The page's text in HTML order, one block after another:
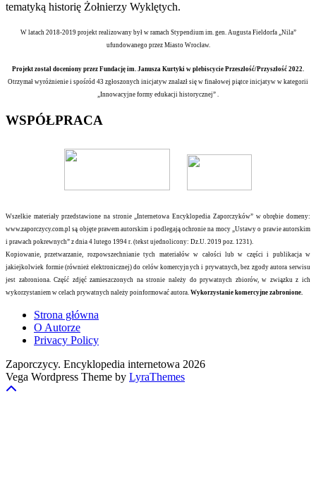
tematyką historię Żołnierzy Wyklętych.
W latach 2018-2019 projekt realizowany był w ramach Stypendium im. gen. Augusta Fieldorfa „Nila”
ufundowanego przez Miasto Wrocław.
Projekt został doceniony przez Fundację im. Janusza Kurtyki w plebiscycie Przeszłość/Przyszłość 2022.
Otrzymał wyróżnienie i spośród 43 zgłoszonych inicjatyw znalazł się w finałowej piątce inicjatyw w kategorii
„Innowacyjne formy edukacji historycznej” .
WSPÓŁPRACA
Wszelkie materiały przedstawione na stronie „Internetowa Encyklopedia Zaporczyków” w obrębie domeny:
www.zaporczycy.com.pl są objęte prawem autorskim i podlegają ochronie na mocy „Ustawy o prawie autorskim
i prawach pokrewnych” z dnia 4 lutego 1994 r. (tekst ujednolicony: Dz.U. 2019 poz. 1231).
Kopiowanie, przetwarzanie, rozpowszechnianie tych materiałów w całości lub w części i publikacja w
jakiejkolwiek formie (również elektronicznej) do celów komercyjnych i prywatnych, bez zgody autora serwisu
jest zabroniona. Część zdjęć zamieszczonych na stronie należy do prywatnych zbiorów, w związku z ich
wykorzystaniem w celach prywatnych należy poinformować autora. Wykorzystanie komercyjne zabronione.
Strona główna
O Autorze
Privacy Policy
Zaporczycy. Encyklopedia internetowa 2026
Vega Wordpress Theme by LyraThemes